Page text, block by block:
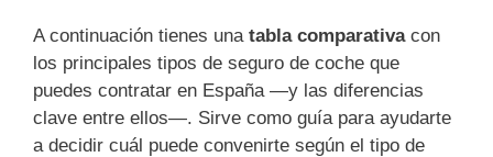
A continuación tienes una tabla comparativacon
los principales tipos de seguro de coche que
puedes contratar en España —y las diferencias
clave entre ellos—. Sirve como guía para ayudarte
a decidir cuál puede convenirte según el tipo de